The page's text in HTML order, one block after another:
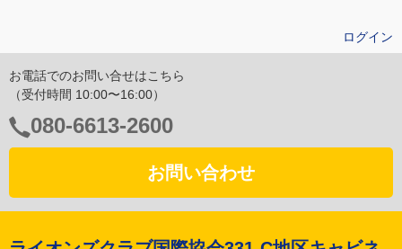
ログイン
お電話でのお問い合せはこちら
（受付時間 10:00〜16:00）
電
話
号：
080-6613-2600
お問い合わせ